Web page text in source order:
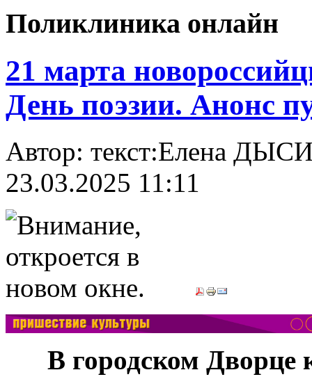
Поликлиника онлайн
21 марта
День поэзии. Анонс
Автор: текст:Елена
23.03.2025 11:11
В городском Дворце